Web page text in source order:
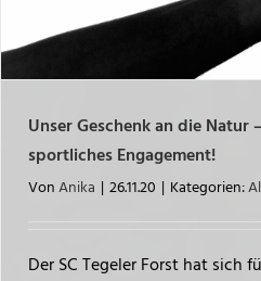
Unser Geschenk an die Natur
sportliches Engagement!
VonAnika | 26.11.20 | Kategorien:
Der SC Tegeler Forst hat sich